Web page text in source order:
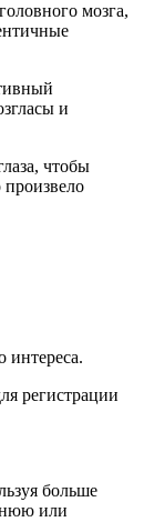
мозга,
и
чтобы
произвело
интереса.
регистрации
больше
или